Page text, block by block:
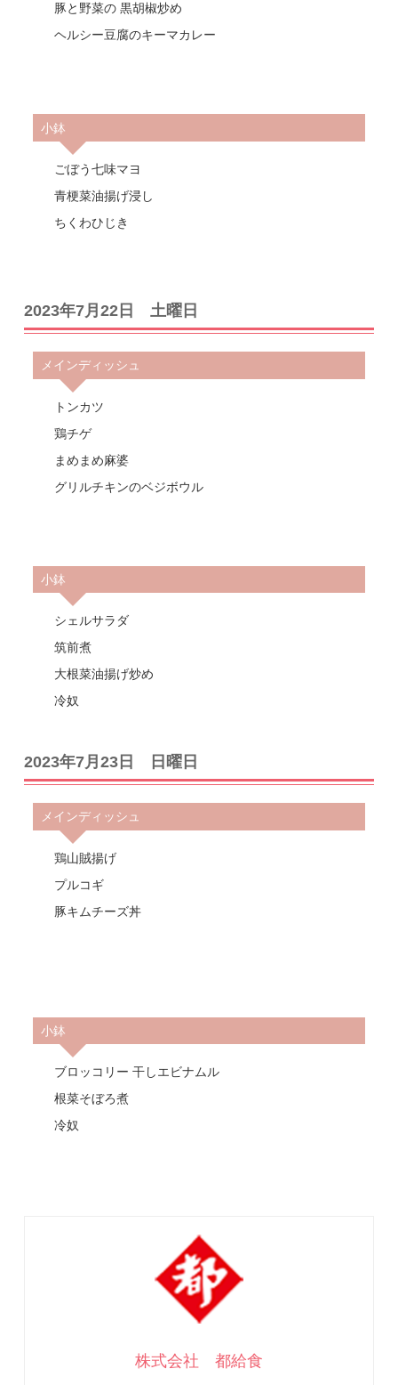
豚と野菜の 黒胡椒炒め
ヘルシー豆腐のキーマカレー
小鉢
ごぼう七味マヨ
青梗菜油揚げ浸し
ちくわひじき
2023年7月22日 土曜日
メインディッシュ
トンカツ
鶏チゲ
まめまめ麻婆
グリルチキンのベジボウル
小鉢
シェルサラダ
筑前煮
大根菜油揚げ炒め
冷奴
2023年7月23日 日曜日
メインディッシュ
鶏山賊揚げ
プルコギ
豚キムチーズ丼
小鉢
ブロッコリー 干しエビナムル
根菜そぼろ煮
冷奴
株式会社 都給食